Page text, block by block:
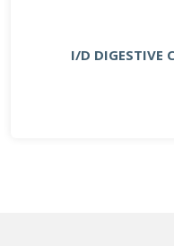
I/D DIGESTIVE